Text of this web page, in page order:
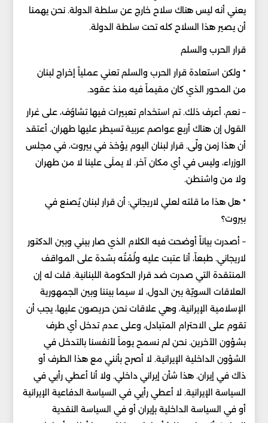
يعني أنه ليس هناك سلاح خارج عن سلطة الدولة. نحن يهمنا
أن يصير هذا السلاح كله تحت سلطة الدولة.
قرار الحرب والسلم
* ولكن استعادة قرار الحرب والسلم تعني عملياً إخراج لبنان
من المحور الذي كان مقيماً فيه منذ عقود.
– نعم، أعرف ذلك. تم استخدام تعبيرات فيها تشاوُف، على غرار
القول إن هناك أربع عواصم عربية تسيطر عليها طهران. أعتقد
أن هذا زمن ولّى. قرار لبنان اليوم يؤخذ في بيروت، في مجلس
الوزراء، وليس في أي مكان آخر. لا يملَى علينا لا من طهران
ولا من واشنطن.
* هل هذا ما قلته لعلي لاريجاني: أن قرار لبنان يُصنع في
بيروت؟
– أصدرت بياناً أوضحت فيه الكلام الذي صار بيني وبين الدكتور
لاريجاني. طبعاً، أنا عتبت عليه ولُمْتُه بشدة على المواقف
المنتقدة التي صدرت ضد قرار الحكومة اللبنانية. قلت له إن
العلاقات السويّة بين الدول، لا سيما بيننا وبين الجمهورية
الإسلامية الإيرانية، وهي علاقات نحن حريصون عليها، يجب أن
تقوم على الاحترام المتبادل، وعلى عدم تدخل أي طرف
بشؤون الآخرين. نحن لم نسمح يوماً لأنفسنا بالتدخل في
الشؤون الداخلية الإيرانية. لا أصرح بأنني مع هذا الطرف أو
ذاك في إيران. هذا شأن إيراني داخلي. ولا أنا أعطي رأيي في
السياسة الإيرانية. لا أعطي رأيي في السياسة الدفاعية الإيرانية
أو في السياسة الداخلية بإيران أو في السياسة النقدية